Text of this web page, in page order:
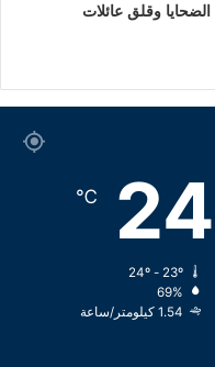
وقلق عائلات
24
℃
69%
1.54 كيلومتر/ساعة